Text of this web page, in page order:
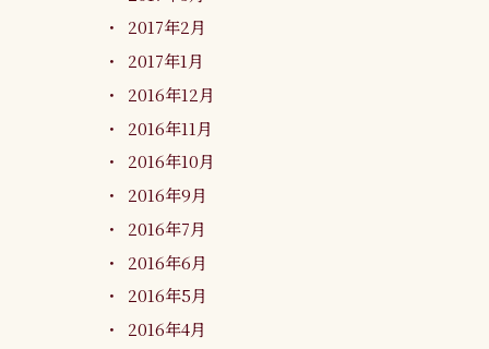
2017年2月
2017年1月
2016年12月
2016年11月
2016年10月
2016年9月
2016年7月
2016年6月
2016年5月
2016年4月